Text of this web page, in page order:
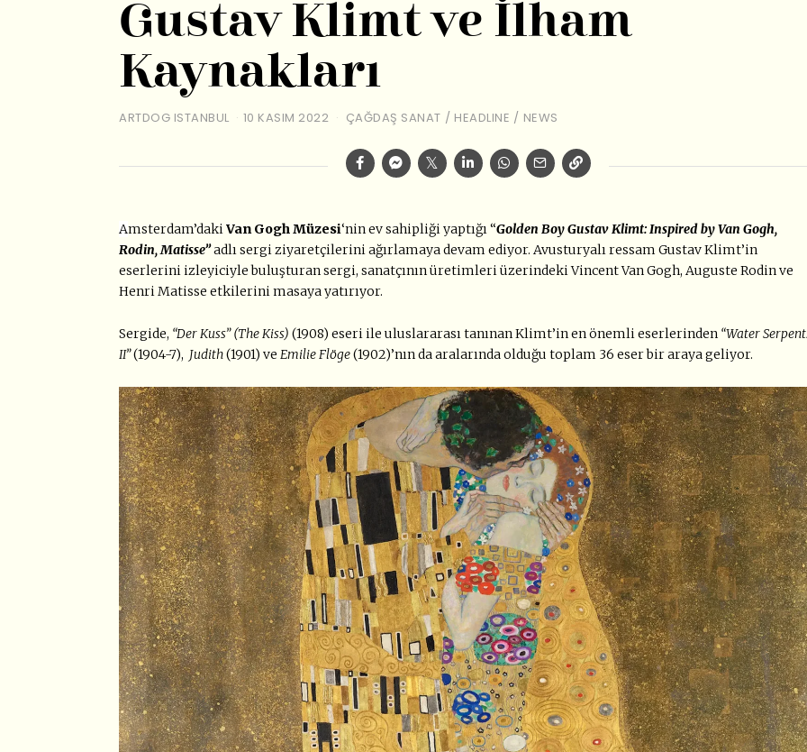
Gustav Klimt ve İlham
Kaynakları
ARTDOG ISTANBUL 10 KASIM 2022 ÇAĞDAŞ SANAT / HEADLINE / NEWS
Amsterdam’daki Van Gogh Müzesi‘nin ev sahipliği yaptığı “Golden Boy Gustav Klimt: Inspired by Van Gogh,
Rodin, Matisse”adlı sergi ziyaretçilerini ağırlamaya devam ediyor. Avusturyalı ressam Gustav Klimt’in
eserlerini izleyiciyle buluşturan sergi, sanatçının üretimleri üzerindeki Vincent Van Gogh, Auguste Rodin ve
Henri Matisse etkilerini masaya yatırıyor.
Sergide, “Der Kuss” (The Kiss) (1908) eseri ile uluslararası tanınan Klimt’in en önemli eserlerinden “Water
II”(1904-7), Judith(1901) ve Emilie Flöge(1902)’nın da aralarında olduğu toplam 36 eser bir araya geliyor.